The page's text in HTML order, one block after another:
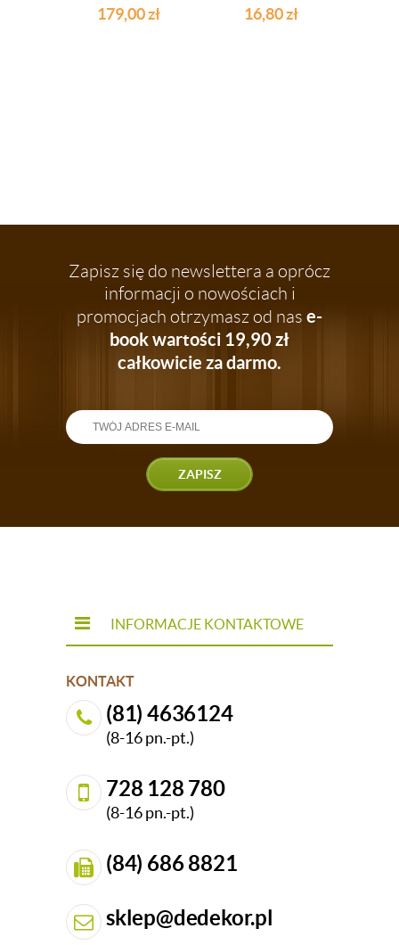
DIWALI LIGHT
BLUE 18 EL
179,00zł
14 CM
KWADRATOWA
16,80zł
Zapisz się do newslettera a oprócz
informacji o nowościach i
promocjach otrzymasz od nas e-
book wartości 19,90 zł
całkowicie za darmo.
ZAPISZ
INFORMACJE KONTAKTOWE
KONTAKT
(81) 4636124
(8-16 pn.-pt.)
728 128 780
(8-16 pn.-pt.)
(84) 686 8821
sklep@dedekor.pl